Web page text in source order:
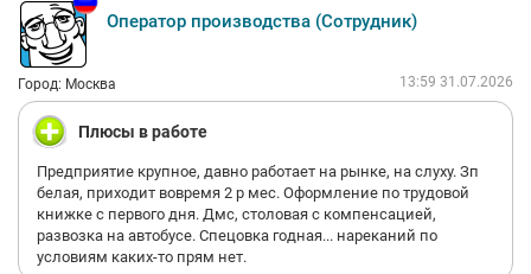
Оператор производства (Сотрудник)
Город: Москва 13:59 31.07.2026
Плюсы в работе
Предприятие крупное, давно работает на рынке, на слуху. Зп
белая, приходит вовремя 2 р мес. Оформление по трудовой
книжке с первого дня. Дмс, столовая с компенсацией,
развозка на автобусе. Спецовка годная... нареканий по
условиям каких-то прям нет.